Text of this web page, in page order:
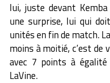
lui, juste devant
une surprise, lui qui
unités en fin de match.
moins à moitié, c’est de
avec 7 points à
LaVine.